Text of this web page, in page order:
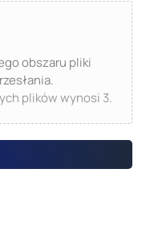
obszaru pliki
plików wynosi 3.